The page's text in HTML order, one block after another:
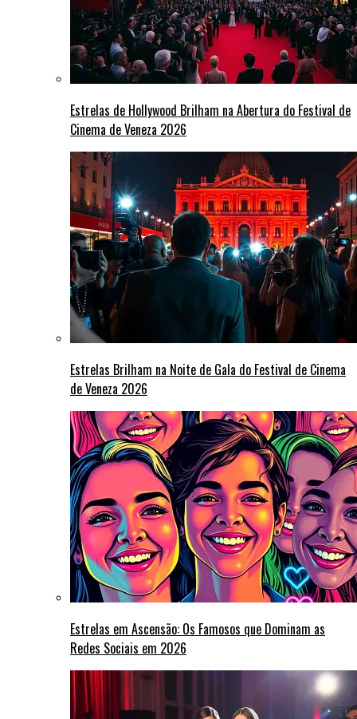
Estrelas de Hollywood Brilham na Abertura do Festival de
Cinema de Veneza 2026
Estrelas Brilham na Noite de Gala do Festival de Cinema
de Veneza 2026
Estrelas em Ascensão: Os Famosos que Dominam as
Redes Sociais em 2026